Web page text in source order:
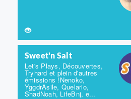
Sweet'n Salt
Let's Plays, Découvertes,
Tryhard et plein d'autres
émissions !Nenoko,
YggdrAsile, Quelario,
ShadNoah, LifeBnj, e...